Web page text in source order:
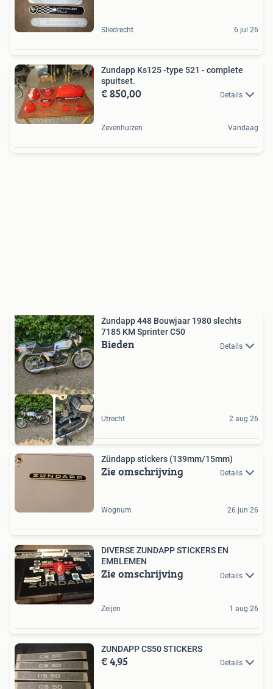
Sliedrecht 6 jul 26
Zundapp Ks125 -type 521 - complete
spuitset.
€ 850,00 Details
Zevenhuizen Vandaag
Zundapp 448 Bouwjaar 1980 slechts
7185 KM Sprinter C50
Bieden Details
Utrecht 2 aug 26
Zündapp stickers (139mm/15mm)
Zie omschrijving Details
Wognum 26 jun 26
DIVERSE ZUNDAPP STICKERS EN
EMBLEMEN
Zie omschrijving Details
Zeijen 1 aug 26
ZUNDAPP CS50 STICKERS
€ 4,95 Details